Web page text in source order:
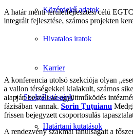
Közérdekű adatok
Hivatalos iratok
Karrier
Szolgáltatásaink
Határtani kutatások
A határ menti területfejlesztési célú
integrált fejlesztése, számos projekten
A konferencia utolsó szekciója olyan
a vallon térségekkel kialakult, számos
alapján beszélt az együttműködés
fázisában vannak. Sorin Ţuţuianu
frissen bejegyzett csoportosulás
A rendezvény szakmai tanulságait a